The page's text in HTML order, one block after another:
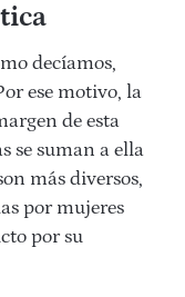
decíamos,
ese motivo, la
de esta
se suman a ella
más diversos,
por mujeres
por su